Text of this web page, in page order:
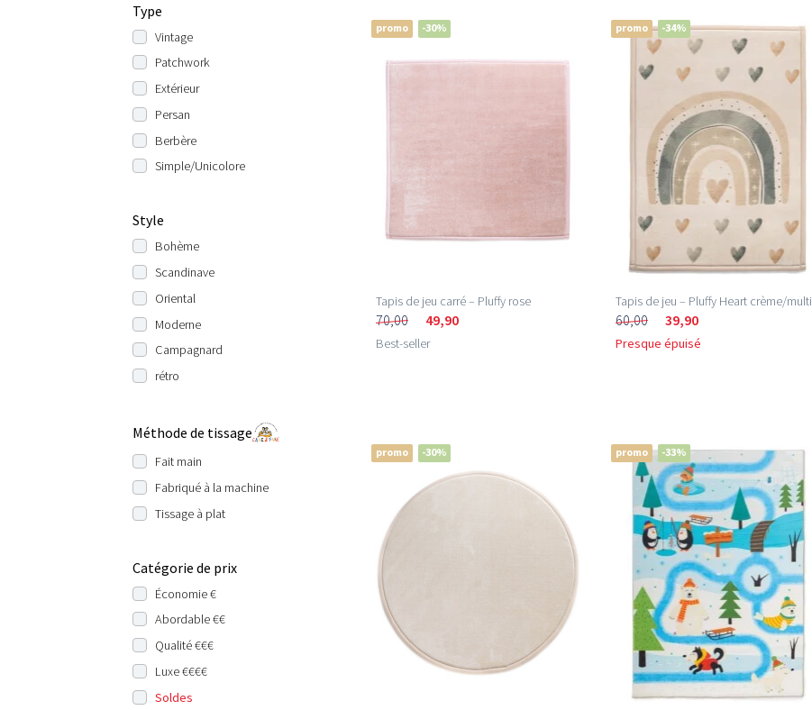
Type
Vintage
Patchwork
Extérieur
Persan
Berbère
Simple/Unicolore
Style
Bohème
Scandinave
Oriental
Moderne
Campagnard
rétro
Méthode de tissage
Fait main
Fabriqué à la machine
Tissage à plat
Catégorie de prix
Économie €
Abordable €€
Qualité €€€
Luxe €€€€
Soldes
promo -30%
Tapis de jeu carré – Pluffy rose
70,00 49,90
Best-seller
promo -34%
Tapis de jeu – Pluffy Heart crème/multi
60,00 39,90
Presque épuisé
promo -30% promo -33%